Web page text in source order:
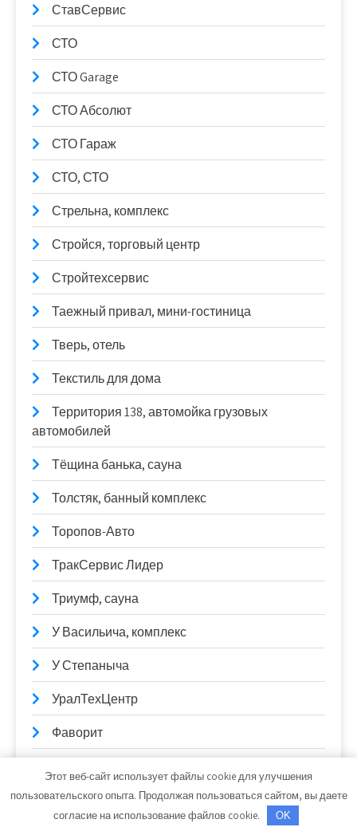
СтавСервис
СТО
СТО Garage
СТО Абсолют
СТО Гараж
СТО, СТО
Стрельна, комплекс
Стройся, торговый центр
Стройтехсервис
Таежный привал, мини-гостиница
Тверь, отель
Текстиль для дома
Территория 138, автомойка грузовых
автомобилей
Тёщина банька, сауна
Толстяк, банный комплекс
Торопов-Авто
ТракСервис Лидер
Триумф, сауна
У Васильича, комплекс
У Степаныча
УралТехЦентр
Фаворит
Форвард, автокомплекс
Этот веб-сайт использует файлы cookie для улучшения
пользовательского опыта. Продолжая пользоваться сайтом, вы даете
согласие на использование файлов cookie.
OK